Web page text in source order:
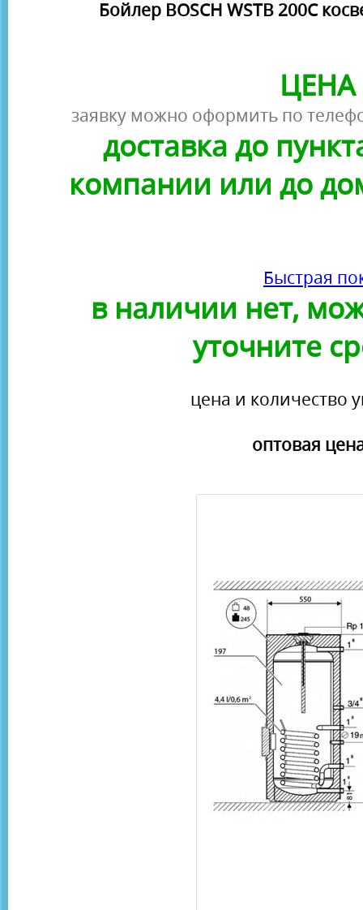
Бойлер BOSCH WSTB 200C
ЦЕНА
заявку можно оформить по
доставка до
компании или до
Быстрая
в наличии нет,
уточните
цена и количество
оптовая